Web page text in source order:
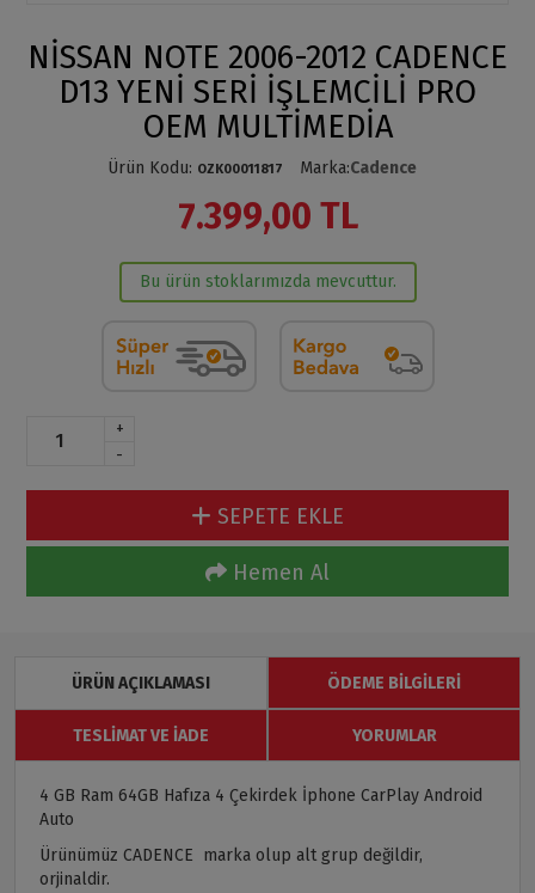
NİSSAN NOTE 2006-2012 CADENCE
D13 YENİ SERİ İŞLEMCİLİ PRO
OEM MULTİMEDİA
Ürün Kodu: OZK00011817 Marka:Cadence
7.399,00 TL
Bu ürün stoklarımızda mevcuttur.
+
-
SEPETE EKLE
Hemen Al
ÜRÜN AÇIKLAMASI ÖDEME BILGILERI
TESLIMAT VE İADE YORUMLAR
4 GB Ram 64GB Hafıza 4 Çekirdek İphone CarPlay Android
Auto
Ürünümüz CADENCE marka olup alt grup değildir,
orjinaldir.